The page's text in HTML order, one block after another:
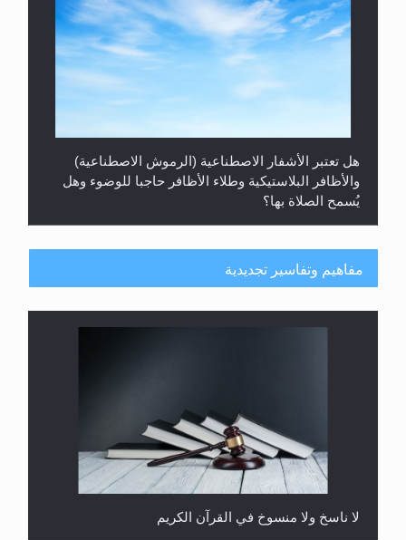
هل تعتبر الأشفار الاصطناعية (الرموش الاصطناعية)
والأظافر البلاستيكية وطلاء الأظافر حاجبا للوضوء وهل
يُسمح الصلاة بها؟
هل يُحسب حول الزكاة وفق السنة الميلادية أو الهجرية؟
مفاهيم وتفاسير تجديدية
لا ناسخ ولا منسوخ في القرآن الكريم